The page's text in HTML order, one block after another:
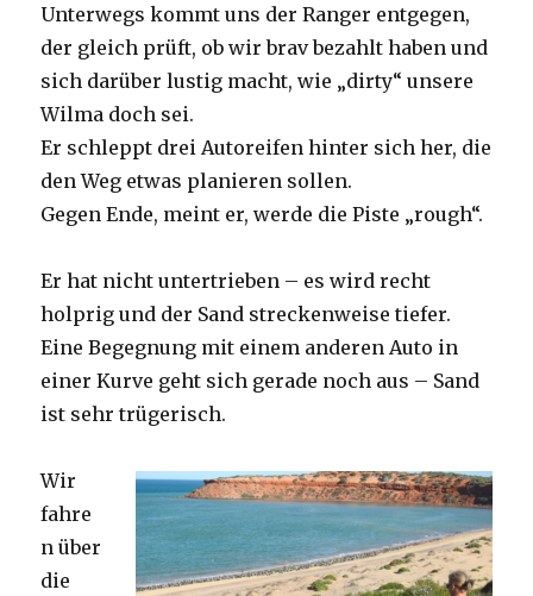
Unterwegs kommt uns der Ranger entgegen,
der gleich prüft, ob wir brav bezahlt haben und
sich darüber lustig macht, wie „dirty“ unsere
Wilma doch sei.
Er schleppt drei Autoreifen hinter sich her, die
den Weg etwas planieren sollen.
Gegen Ende, meint er, werde die Piste „rough“.
Er hat nicht untertrieben – es wird recht
holprig und der Sand streckenweise tiefer.
Eine Begegnung mit einem anderen Auto in
einer Kurve geht sich gerade noch aus – Sand
ist sehr trügerisch.
Wir
fahre
n über
die